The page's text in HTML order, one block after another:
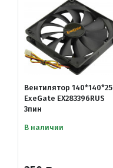
Вентилятор 140*140*25
ExeGate EX283396RUS
3пин
В наличии